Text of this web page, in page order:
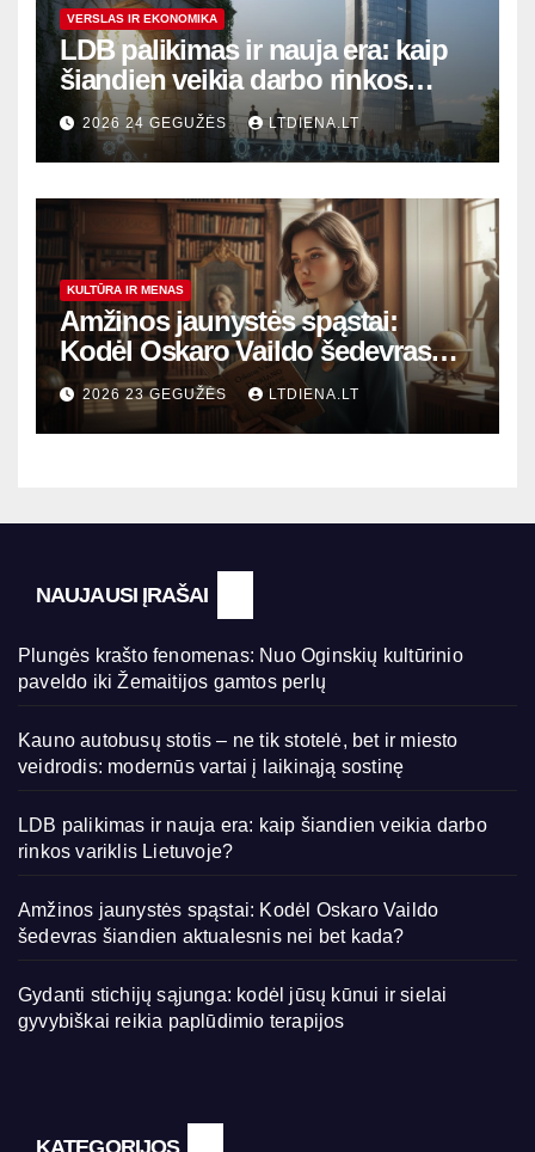
VERSLAS IR EKONOMIKA
LDB palikimas ir nauja era: kaip
šiandien veikia darbo rinkos
variklis Lietuvoje?
2026 24 GEGUŽĖS LTDIENA.LT
KULTŪRA IR MENAS
Amžinos jaunystės spąstai:
Kodėl Oskaro Vaildo šedevras
šiandien aktualesnis nei bet
kada?
2026 23 GEGUŽĖS LTDIENA.LT
NAUJAUSI ĮRAŠAI
Plungės krašto fenomenas: Nuo Oginskių kultūrinio
paveldo iki Žemaitijos gamtos perlų
Kauno autobusų stotis – ne tik stotelė, bet ir miesto
veidrodis: modernūs vartai į laikinąją sostinę
LDB palikimas ir nauja era: kaip šiandien veikia darbo
rinkos variklis Lietuvoje?
Amžinos jaunystės spąstai: Kodėl Oskaro Vaildo
šedevras šiandien aktualesnis nei bet kada?
Gydanti stichijų sąjunga: kodėl jūsų kūnui ir sielai
gyvybiškai reikia paplūdimio terapijos
KATEGORIJOS